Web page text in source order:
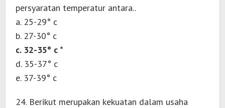
persyaratan temperatur antara..
a. 25-29° c
b. 27-30° c
c. 32-35° c *
d. 35-37° c
e. 37-39° c
24. Berikut merupakan kekuatan dalam usaha